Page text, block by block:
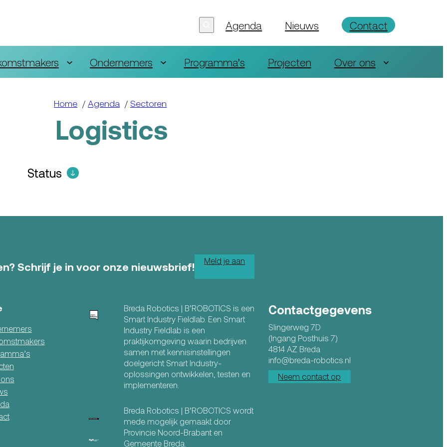
Agenda Nieuws Contact
Ondernemers Programma’s Projecten Over ons
Home /Agenda / Sectoren
Logistics
Status
Schrijf je in voor onze nieuwsbrief! Meld je aan
Breda Robotics | B’ROBOTICS is een
Smart Industry Fieldlab. Een Smart
Industry Fieldlab is een
praktijkomgeving waarin bedrijven
samen met kennisinstellingen
doelgericht Smart Industry-
oplossingen ontwikkelen, testen en
implementeren.
Breda Robotics | B’ROBOTICS wordt
mede mogelijk gemaakt door
Provincie Noord-Brabant en
Gemeente Breda.
Contactgegevens
Slingerweg 7D
(Ingang Posthuis 7)
4814 AZ Breda
info@breda-robotics.nl
Neem contact op